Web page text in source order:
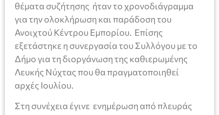
θέματα συζήτησης ήταν το χρονοδιάγραμμα
για την ολοκλήρωση και παράδοση του
Ανοιχτού Κέντρου Εμπορίου. Επίσης
εξετάστηκε η συνεργασία του Συλλόγου με το
Δήμο για τη διοργάνωση της καθιερωμένης
Λευκής Νύχτας που θα πραγματοποιηθεί
αρχές Ιουλίου.
Στη συνέχεια έγινε ενημέρωση από πλευράς